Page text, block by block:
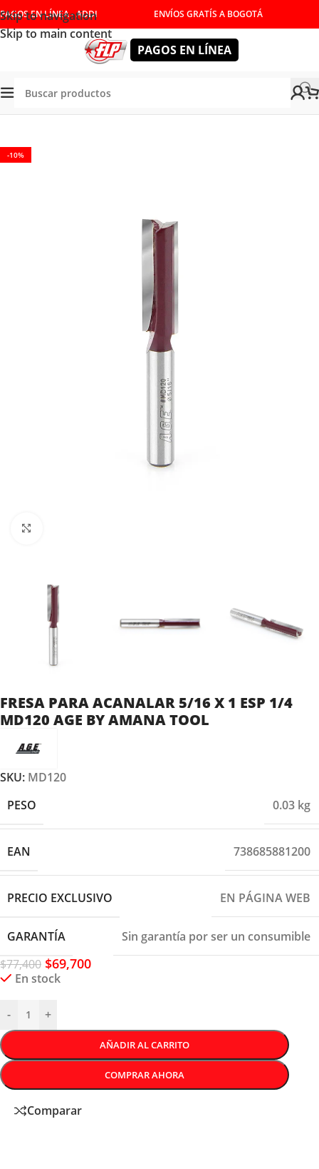
Skip to navigation
Skip to main content
PAGOS EN LÍNEA - ADDI ENVÍOS GRATÍS A BOGOTÁ
PAGOS EN LÍNEA
Tienda/HERRAMIENTAS DE CORTE ACANALAR
-10%
FRESA PARA ACANALAR 5/16 X 1 ESP 1/4
MD120 AGE BY AMANA TOOL
SKU: MD120
PESO
0.03 kg
EAN 738685881200
PRECIO EXCLUSIVO EN PÁGINA WEB
GARANTÍA
Sin garantía por ser un consumible
$77,400 $69,700
En stock
- +
AÑADIR AL CARRITO
COMPRAR AHORA
Comparar